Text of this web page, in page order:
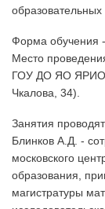
Форма обучения
Место
ГОУ ДО ЯО ЯРИОЦ
Чкалова, 34).
Занятия
Блинков А.Д. -
московского
образования,
магистратуры